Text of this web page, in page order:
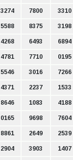
3274 7800 3310
5588 8375 3198
4268 6493 6894
4781 7710 0195
5546 3016 7266
4371 2237 1533
8646 1083 4188
0165 9698 7604
8861 2649 2539
2904 3903 1407